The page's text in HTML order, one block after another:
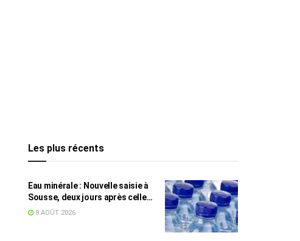
Les plus récents
Eau minérale : Nouvelle saisie à
Sousse, deux jours après celle
des grossistes
8 AOÛT 2026